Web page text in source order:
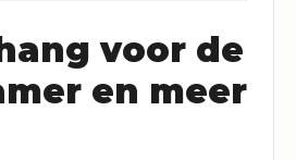
voor de
en meer